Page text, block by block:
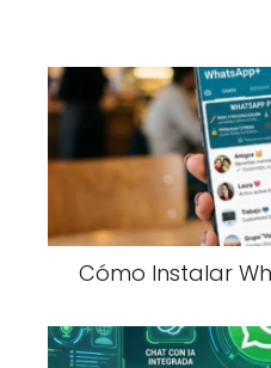
Cómo Instalar